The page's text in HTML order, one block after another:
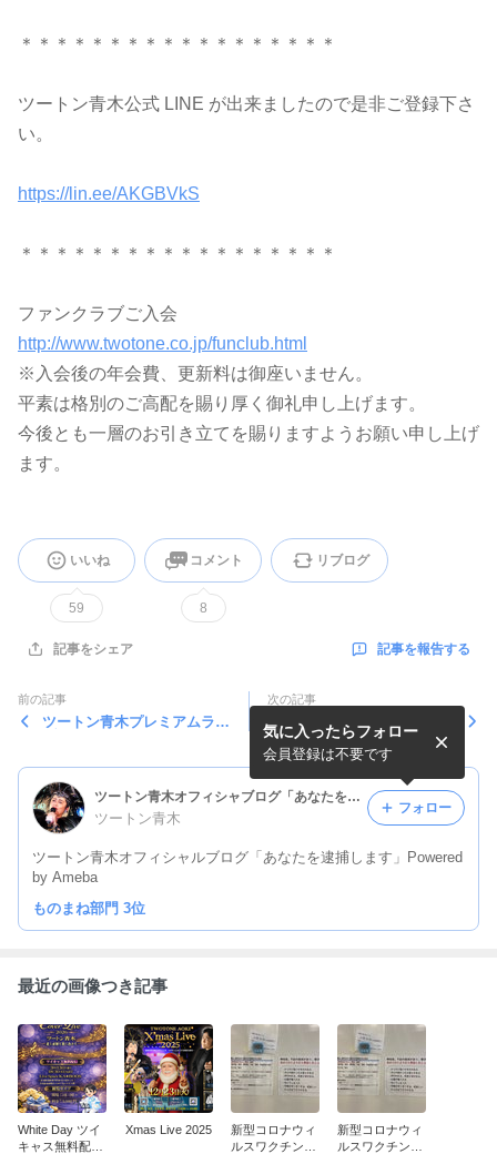
＊＊＊＊＊＊＊＊＊＊＊＊＊＊＊＊＊＊
ツートン青木公式 LINE が出来ましたので是非ご登録下さ
い。
https://lin.ee/AKGBVkS
＊＊＊＊＊＊＊＊＊＊＊＊＊＊＊＊＊＊
ファンクラブご入会
http://www.twotone.co.jp/funclub.html
※入会後の年会費、更新料は御座いません。
平素は格別のご高配を賜り厚く御礼申し上げます。
今後とも一層のお引き立てを賜りますようお願い申し上げ
ます。
いいね
59
コメント
8
リブログ
記事をシェア 記事を報告する
前の記事
ツートン青木プレミアムライ
次の記事
チャンスの時間のニュース
ツートン青木オフィシャブログ「あなたを逮捕します」Powered by Ameba
ツートン青木
ツートン青木オフィシャルブログ「あなたを逮捕します」Powered
by Ameba
気に入ったらフォロー
会員登録は不要です
フォロー
ものまね部門 3位
最近の画像つき記事
White Day ツイ
キャス無料配信
Xmas Live 2025
新型コロナウィ
ルスワクチン接
新型コロナウィ
ルスワクチン接